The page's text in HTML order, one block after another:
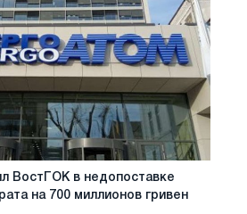
ВостГОК в недопоставке
на 700 миллионов гривен